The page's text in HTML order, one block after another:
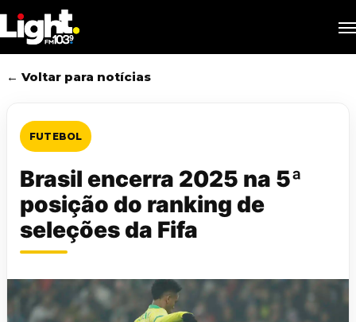
to
main
content
← Voltar para notícias
FUTEBOL
Brasil encerra 2025 na 5ª
posição do ranking de
seleções da Fifa